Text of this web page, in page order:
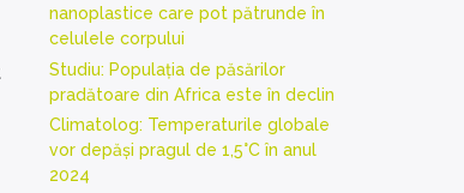
nanoplastice care pot pătrunde în
celulele corpului
Studiu: Populația de păsărilor
pradătoare din Africa este în declin
Climatolog: Temperaturile globale
vor depăși pragul de 1,5°C în anul
2024